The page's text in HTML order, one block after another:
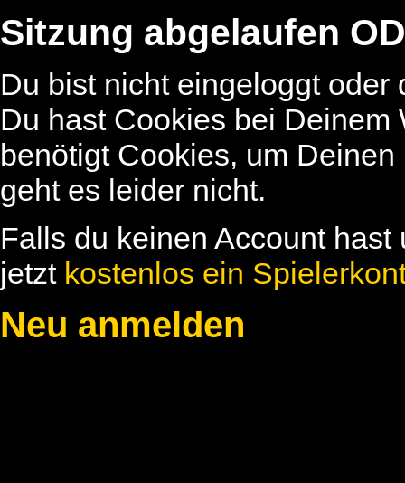
Sitzung abgelaufen
Du bist nicht eingeloggt
Du hast Cookies bei
benötigt Cookies, um
geht es leider nicht.
Falls du keinen Account
jetzt kostenlos ein
Neu anmelden